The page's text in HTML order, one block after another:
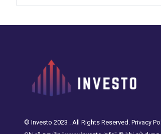
© Investo 2023 . All Rights Reserved. Privacy